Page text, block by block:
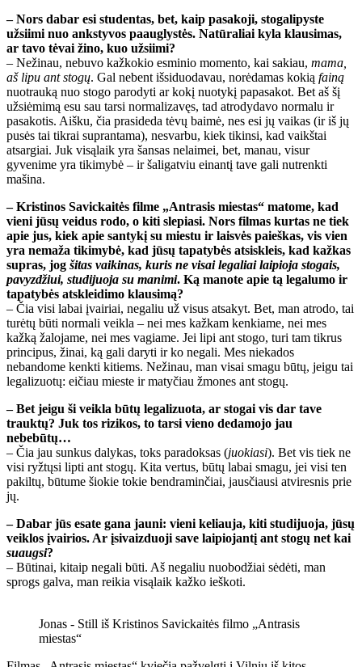
– Nors dabar esi studentas, bet, kaip pasakoji, stogalipyste
užsiimi nuo ankstyvos paauglystės. Natūraliai kyla klausimas,
ar tavo tėvai žino, kuo užsiimi?
– Nežinau, nebuvo kažkokio esminio momento, kai sakiau, mama,
aš lipu ant stogų. Gal nebent išsiduodavau, norėdamas kokią fainą
nuotrauką nuo stogo parodyti ar kokį nuotykį papasakot. Bet aš šį
užsiėmimą esu sau tarsi normalizavęs, tad atrodydavo normalu ir
pasakotis. Aišku, čia prasideda tėvų baimė, nes esi jų vaikas (ir iš jų
pusės tai tikrai suprantama), nesvarbu, kiek tikinsi, kad vaikštai
atsargiai. Juk visąlaik yra šansas nelaimei, bet, manau, visur
gyvenime yra tikimybė – ir šaligatviu einantį tave gali nutrenkti
mašina.
– Kristinos Savickaitės filme „Antrasis miestas“ matome, kad
vieni jūsų veidus rodo, o kiti slepiasi. Nors filmas kurtas ne tiek
apie jus, kiek apie santykį su miestu ir laisvės paieškas, vis vien
yra nemaža tikimybė, kad jūsų tapatybės atsiskleis, kad kažkas
supras, jog šitas vaikinas, kuris ne visai legaliai laipioja stogais,
pavyzdžiui, studijuoja su manimi. Ką manote apie tą legalumo ir
tapatybės atskleidimo klausimą?
– Čia visi labai įvairiai, negaliu už visus atsakyt. Bet, man atrodo, tai
turėtų būti normali veikla – nei mes kažkam kenkiame, nei mes
kažką žalojame, nei mes vagiame. Jei lipi ant stogo, turi tam tikrus
principus, žinai, ką gali daryti ir ko negali. Mes niekados
nebandome kenkti kitiems. Nežinau, man visai smagu būtų, jeigu tai
legalizuotų: eičiau mieste ir matyčiau žmones ant stogų.
– Bet jeigu ši veikla būtų legalizuota, ar stogai vis dar tave
trauktų? Juk tos rizikos, to tarsi vieno dedamojo jau
nebebūtų…
– Čia jau sunkus dalykas, toks paradoksas (juokiasi). Bet vis tiek ne
visi ryžtųsi lipti ant stogų. Kita vertus, būtų labai smagu, jei visi ten
pakiltų, būtume šiokie tokie bendraminčiai, jausčiausi atviresnis prie
jų.
– Dabar jūs esate gana jauni: vieni keliauja, kiti studijuoja, jūsų
veiklos įvairios. Ar įsivaizduoji save laipiojantį ant stogų net kai
suaugsi?
– Būtinai, kitaip negali būti. Aš negaliu nuobodžiai sėdėti, man
sprogs galva, man reikia visąlaik kažko ieškoti.
Jonas - Still iš Kristinos Savickaitės filmo „Antrasis
miestas“